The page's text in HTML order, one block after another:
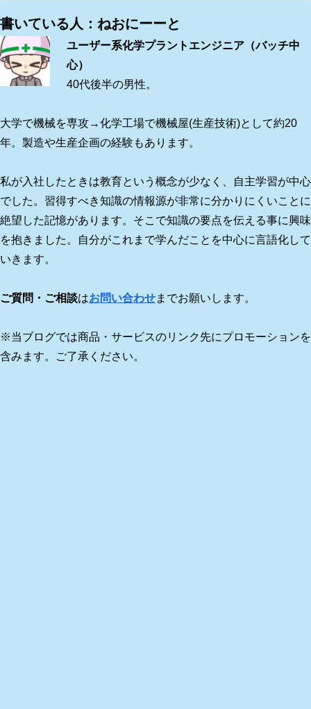
書いている人：ねおにーーと
ユーザー系化学プラントエンジニア（バッチ中
心）
40代後半の男性。
大学で機械を専攻→化学工場で機械屋(生産技術)として約20
年。製造や生産企画の経験もあります。
私が入社したときは教育という概念が少なく、自主学習が中心
でした。習得すべき知識の情報源が非常に分かりにくいことに
絶望した記憶があります。そこで知識の要点を伝える事に興味
を抱きました。自分がこれまで学んだことを中心に言語化して
いきます。
ご質問・ご相談はお問い合わせまでお願いします。
※当ブログでは商品・サービスのリンク先にプロモーションを
含みます。ご了承ください。